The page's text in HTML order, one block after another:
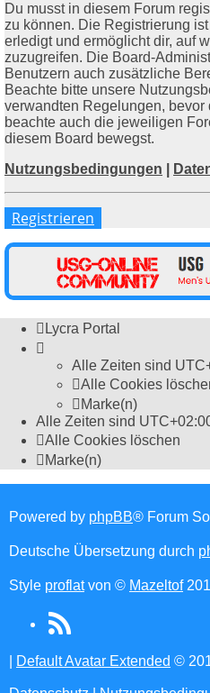
Du musst in diesem Forum
zu können. Die Registrierung
erledigt und ermöglicht dir, auf
zuzugreifen. Die Board-
Benutzern auch zusätzliche
Beachte bitte unsere
verwandten Regelungen, bevor
beachte auch die jeweiligen
diesem Board bewegst.
Nutzungsbedingungen
Registrieren
Lycra Portal
Alle Zeiten sind
Alle Cookies
Marke(n)
Alle Zeiten sind
Alle Cookies löschen
Marke(n)
Powered by phpBB® Forum
Deutsche Übersetzung durch
Style proflatvon © Mazeltof
RSS
(Opens
Default Avatar Extended ©